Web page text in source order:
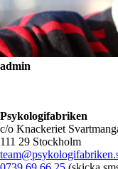
admin
Psykologifabriken
c/o Knackeriet
111 29 Stockholm